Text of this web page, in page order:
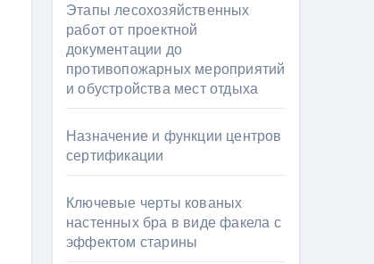
Этапы лесохозяйственных
работ от проектной
документации до
противопожарных мероприятий
и обустройства мест отдыха
Назначение и функции центров
сертификации
Ключевые черты кованых
настенных бра в виде факела с
эффектом старины